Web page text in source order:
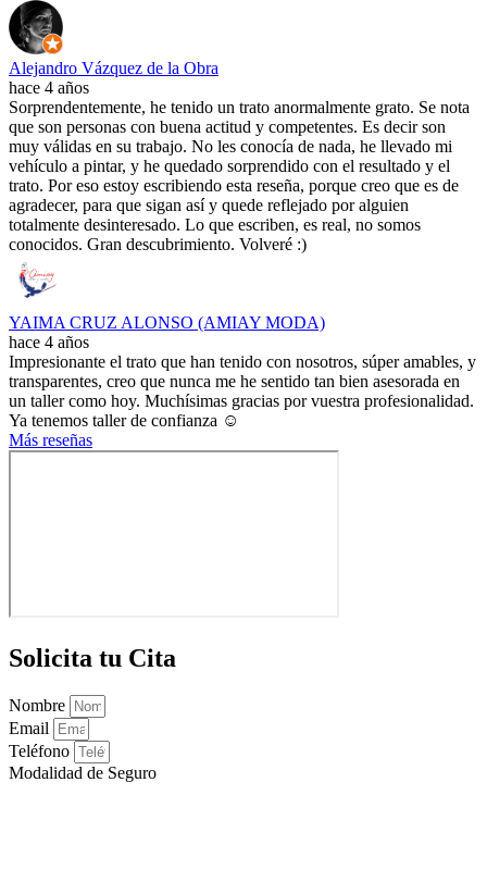
Alejandro Vázquez de la Obra
hace 4 años
Sorprendentemente, he tenido un trato anormalmente grato. Se nota
que son personas con buena actitud y competentes. Es decir son
muy válidas en su trabajo. No les conocía de nada, he llevado mi
vehículo a pintar, y he quedado sorprendido con el resultado y el
trato. Por eso estoy escribiendo esta reseña, porque creo que es de
agradecer, para que sigan así y quede reflejado por alguien
totalmente desinteresado. Lo que escriben, es real, no somos
conocidos. Gran descubrimiento. Volveré :)
YAIMA CRUZ ALONSO (AMIAY MODA)
hace 4 años
Impresionante el trato que han tenido con nosotros, súper amables, y
transparentes, creo que nunca me he sentido tan bien asesorada en
un taller como hoy. Muchísimas gracias por vuestra profesionalidad.
Ya tenemos taller de confianza ☺️
Más reseñas
Solicita tu Cita
Nombre
Email
Teléfono
Modalidad de Seguro